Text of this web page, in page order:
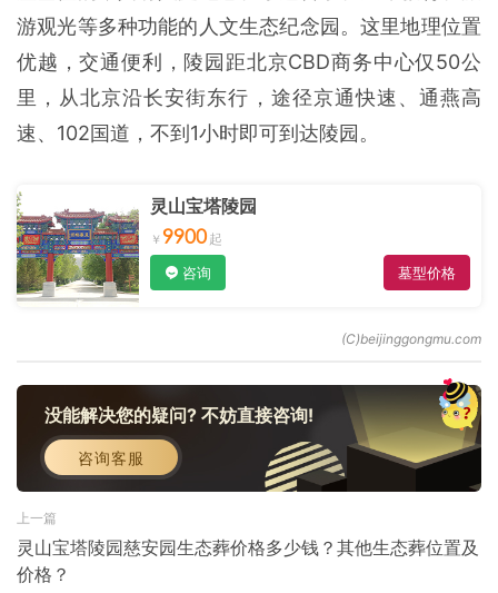
游观光等多种功能的人文生态纪念园。这里地理位置
优越，交通便利，陵园距北京CBD商务中心仅50公
里，从北京沿长安街东行，途径京通快速、通燕高
速、102国道，不到1小时即可到达陵园。
灵山宝塔陵园
9900
咨询 墓型价格
没能解决您的疑问? 不妨直接咨询!
咨询客服
上一篇
灵山宝塔陵园慈安园生态葬价格多少钱？其他生态葬位置及
价格？